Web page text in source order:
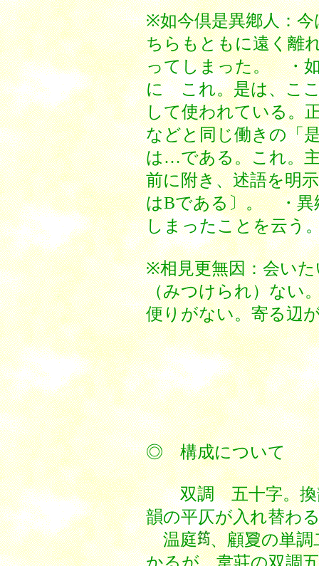
※如今倶是異鄕人：
ちらもともに遠く離
ってしまった。 ・
に これ。是は、こ
して使われている。
などと同じ働きの「
は…である。これ。
前に附き、述語を明
はBである〕。 ・異
しまったことを云う
※相見更無因：会い
（みつけられ）な
便りがない。寄る辺
◎ 構成について
双調 五十字。換
韻の平仄が入れ替わ
温庭
、顧夐の単